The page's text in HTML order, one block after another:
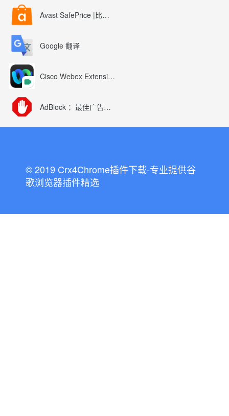
Avast SafePrice |比较、交易、优惠券
Google 翻译
Cisco Webex Extension
AdBlock ：最佳广告拦截工具
© 2019 Crx4Chrome插件下载-专业提供谷
歌浏览器插件精选